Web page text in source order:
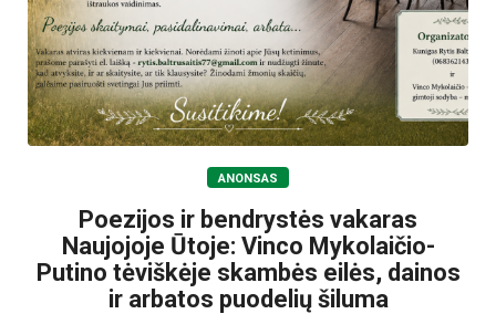
ANONSAS
Poezijos ir bendrystės vakaras
Naujojoje Ūtoje: Vinco Mykolaičio-
Putino tėviškėje skambės eilės, dainos
ir arbatos puodelių šiluma